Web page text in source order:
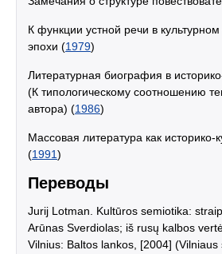
К функции устной речи в
эпохи (1979)
Литературная биография в
(К типологическому соотношению
автора) (1986)
Массовая литература как историко-
(1991)
Переводы
Jurij Lotman. Kultūros semiotika:
Arūnas Sverdiolas; iš rusų kalbos
Vilnius: Baltos lankos, [2004] (Vilniaus